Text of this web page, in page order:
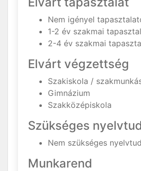
Nem igényel
1-2 év szakmai
2-4 év szakmai
Elvárt végzettség
Szakiskola /
Gimnázium
Szakközépiskola
Szükséges
Nem szükséges
Munkarend